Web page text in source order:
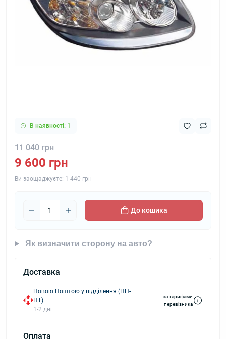
В наявності: 1
11 040 грн
9 600 грн
Ви заощаджуєте: 1 440 грн
До кошика
Як визначити сторону на авто?
Доставка
Новою Поштою у відділення (ПН-
ПТ)
1-2 дні
за тарифами
перевізника
Оплата